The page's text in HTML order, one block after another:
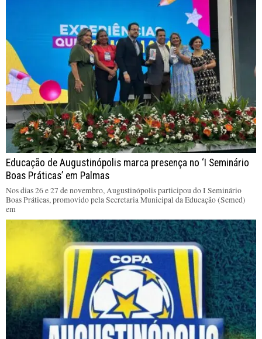
Educação de Augustinópolis marca presença no ‘I Seminário
Boas Práticas’ em Palmas
Nos dias 26 e 27 de novembro, Augustinópolis participou do I Seminário
Boas Práticas, promovido pela Secretaria Municipal da Educação (Semed)
em